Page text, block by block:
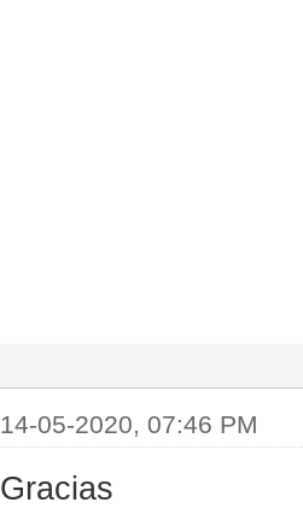
14-05-2020, 07:46 PM
Gracias